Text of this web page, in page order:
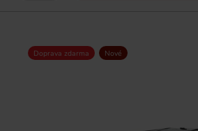
Doprava zdarma Nové